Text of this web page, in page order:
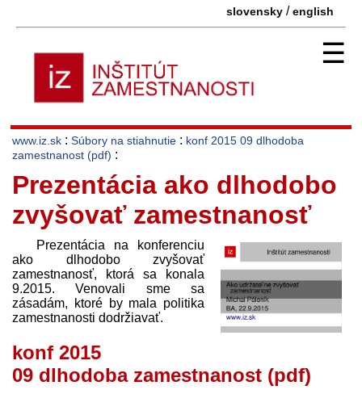
slovensky /english
☰
www.iz.sk : Súbory na stiahnutie : konf 2015 09 dlhodoba
zamestnanost (pdf) :
Prezentácia ako dlhodobo
zvyšovať zamestnanosť
Prezentácia na konferenciu
ako dlhodobo zvyšovať
zamestnanosť, ktorá sa konala
9.2015. Venovali sme sa
zásadám, ktoré by mala politika
zamestnanosti dodržiavať.
konf 2015
09 dlhodoba zamestnanost (pdf)